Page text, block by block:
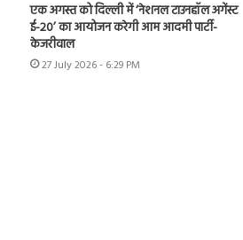
एक अगस्त को दिल्ली में ‘नेशनल टाउनहॉल अगेंस्ट
ई-20’ का आयोजन करेगी आम आदमी पार्टी-
केजरीवाल
27 July 2026 - 6:29 PM